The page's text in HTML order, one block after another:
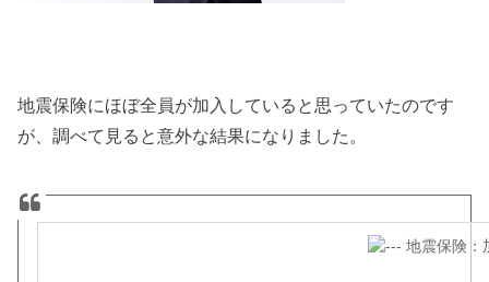
地震保険にほぼ全員が加入していると思っていたのです
が、調べて見ると意外な結果になりました。